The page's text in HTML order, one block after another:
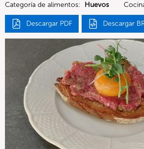
Categoría de alimentos: Huevos
Descargar PDF Descargar